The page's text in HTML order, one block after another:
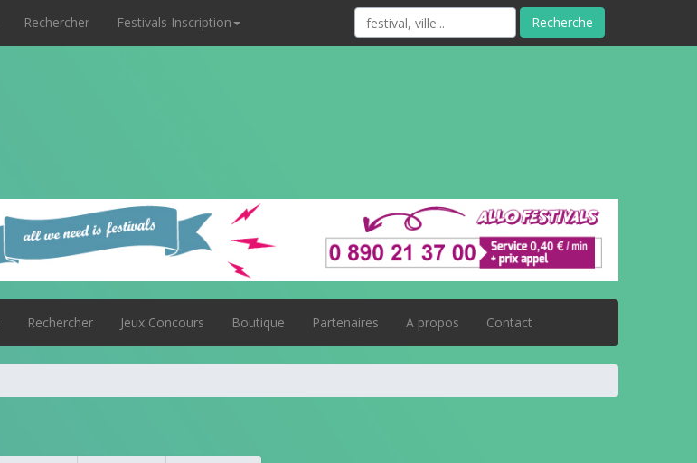
Rechercher Festivals Inscription Recherche
Rechercher Jeux Concours Boutique Partenaires A propos Contact